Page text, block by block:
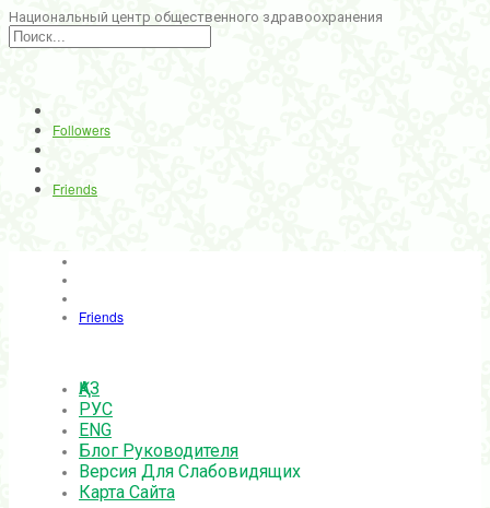
Национальный центр общественного здравоохранения
Followers
Friends
Friends
ҚАЗ
РУС
ENG
Блог Руководителя
Версия Для Слабовидящих
Карта Сайта